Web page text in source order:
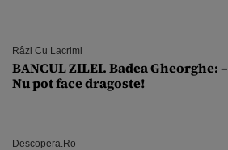
Râzi Cu Lacrimi
BANCUL ZILEI. Badea Gheorghe: –
Nu pot face dragoste!
Descopera.ro